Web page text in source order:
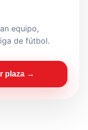
equipo,
de fútbol.
plaza →